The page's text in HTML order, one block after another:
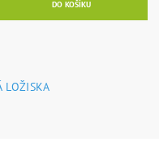
LOŽISKA